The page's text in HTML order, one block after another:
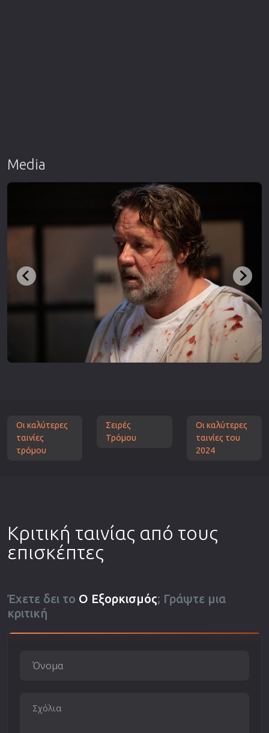
Media
Οι καλύτερες
ταινίες
τρόμου
Σειρές
Τρόμου
Οι καλύτερες
ταινίες του
2024
Κριτική ταινίας από τους
επισκέπτες
Έχετε δει το Ο Εξορκισμός; Γράψτε μια
κριτική